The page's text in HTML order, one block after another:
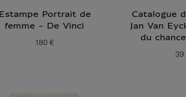
Estampe Portrait de
femme - De Vinci
Prix ​​actuel
180 €
Catalogue
Jan Van
du
Prix39